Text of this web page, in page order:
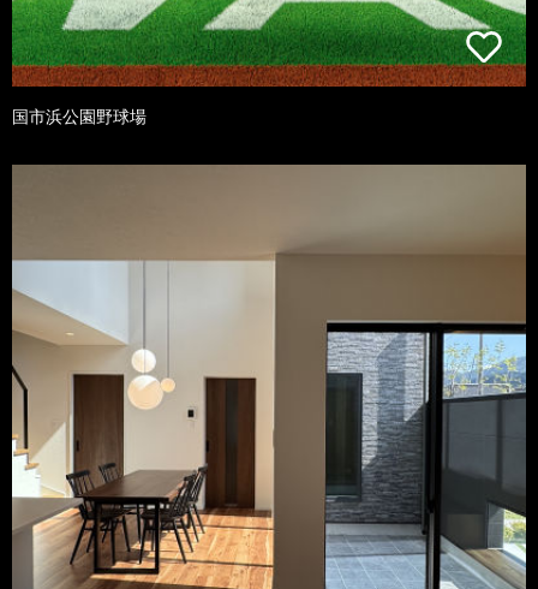
国市浜公園野球場